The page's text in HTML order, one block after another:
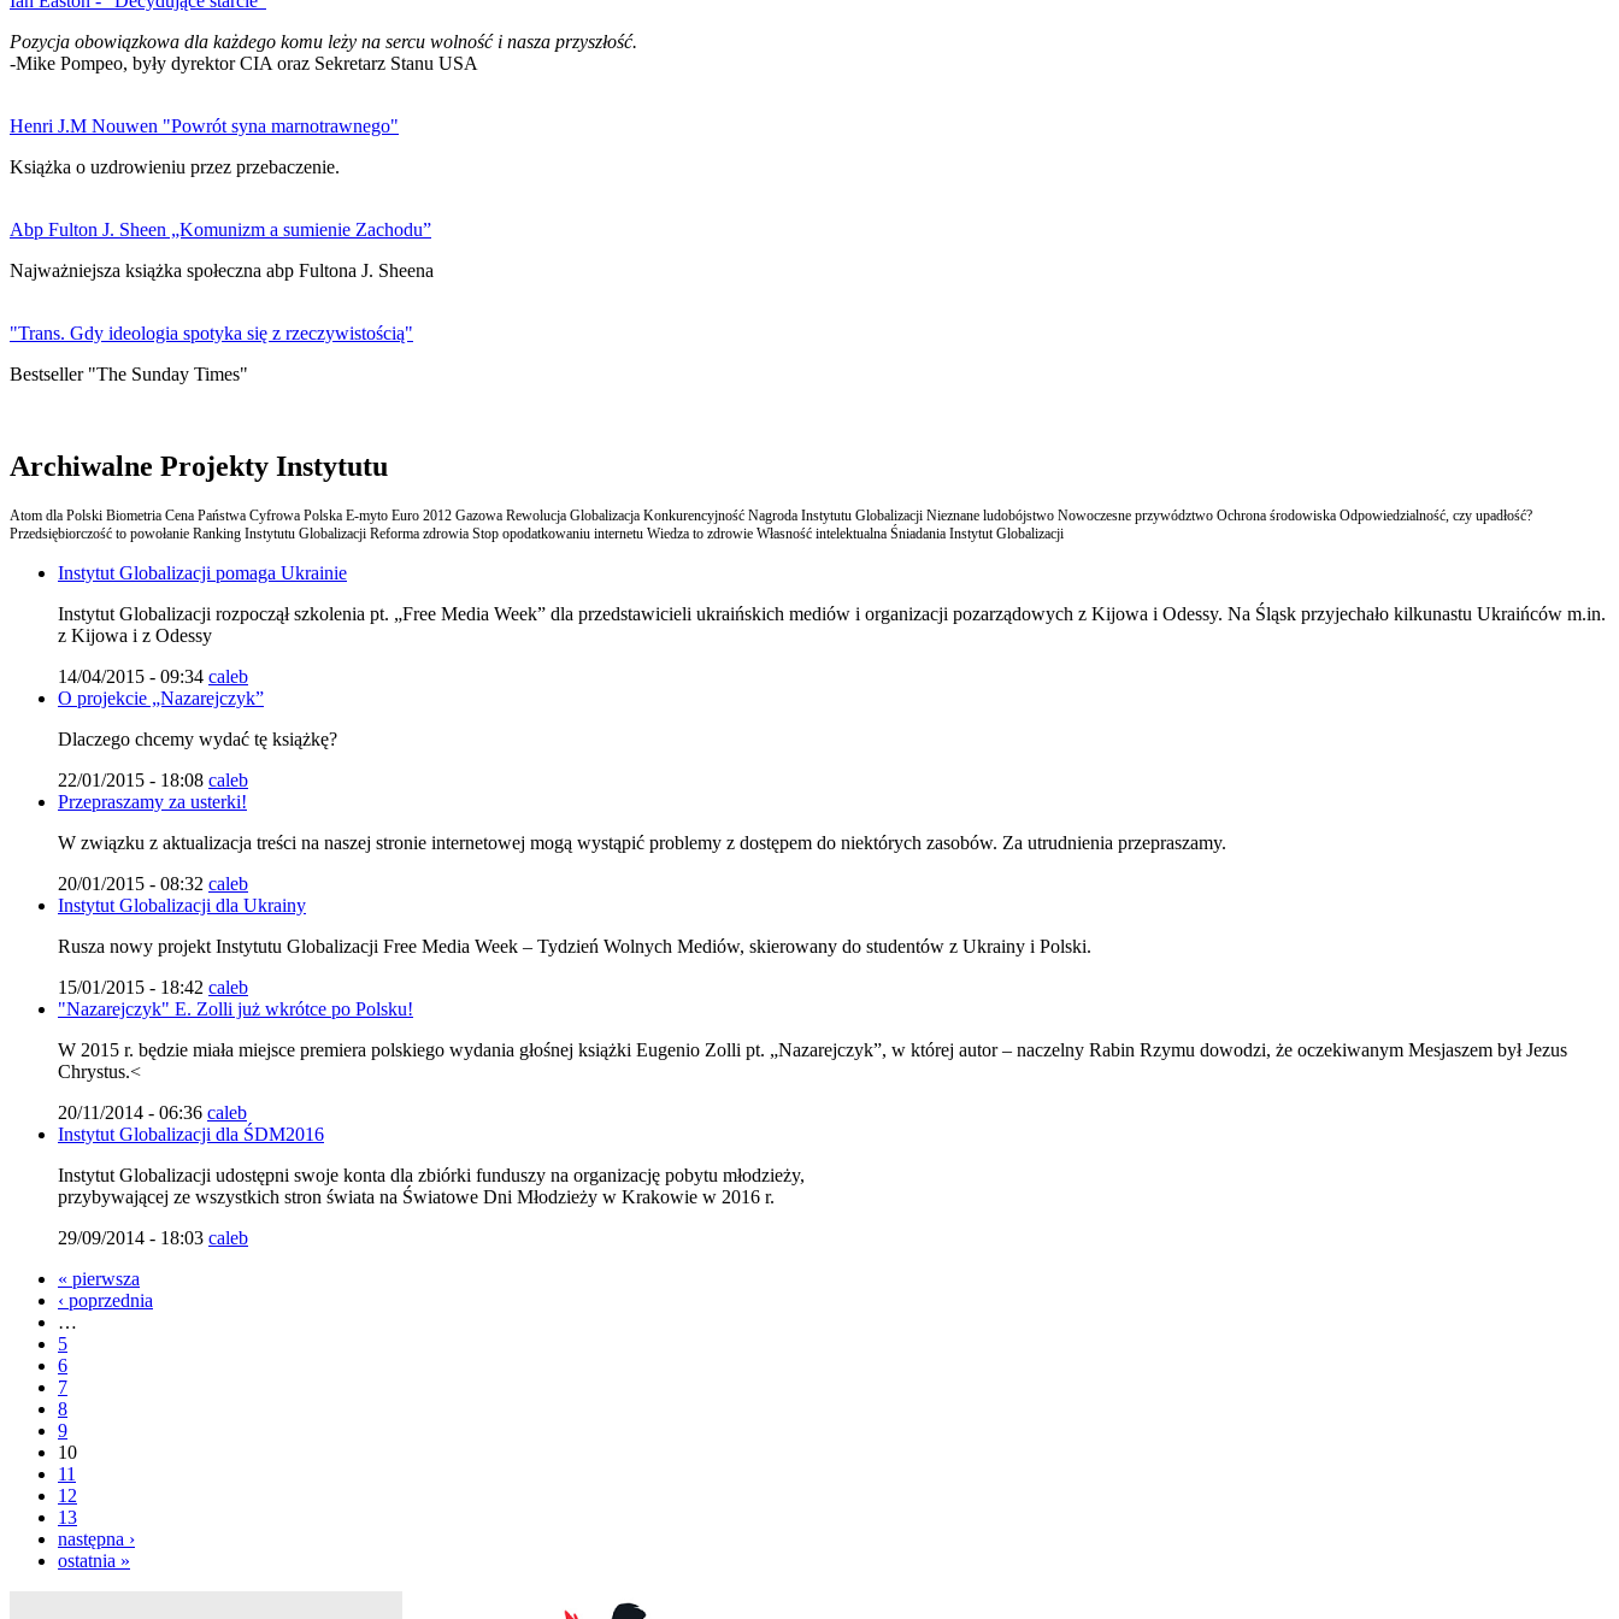
Pozycja obowiązkowa dla każdego komu leży na sercu wolność i nasza przyszłość.
-Mike Pompeo, były dyrektor CIA oraz Sekretarz Stanu USA
Henri J.M Nouwen "Powrót syna marnotrawnego"
Książka o uzdrowieniu przez przebaczenie.
Abp Fulton J. Sheen „Komunizm a sumienie Zachodu”
Najważniejsza książka społeczna abp Fultona J. Sheena
"Trans. Gdy ideologia spotyka się z rzeczywistością"
Bestseller "The Sunday Times"
Archiwalne Projekty Instytutu
Atom dla Polski Biometria Cena Państwa Cyfrowa Polska E-myto Euro 2012 Gazowa Rewolucja Globalizacja Konkurencyjność Nagroda Instytutu Globalizacji Nieznane ludobójstwo Nowoczesne przywództwo Ochrona środowiska Odpowiedzialność, czy upadłość?
Przedsiębiorczość to powołanie Ranking Instytutu Globalizacji Reforma zdrowia Stop opodatkowaniu internetu Wiedza to zdrowie Własność intelektualna Śniadania Instytut Globalizacji
Instytut Globalizacji pomaga Ukrainie
Instytut Globalizacji rozpoczął szkolenia pt. „Free Media Week” dla przedstawicieli ukraińskich mediów i organizacji pozarządowych z Kijowa i Odessy. Na Śląsk przyjechało kilkunastu Ukraińców m.in.
z Kijowa i z Odessy
14/04/2015 - 09:34 caleb
O projekcie „Nazarejczyk”
Dlaczego chcemy wydać tę książkę?
22/01/2015 - 18:08 caleb
Przepraszamy za usterki!
W związku z aktualizacja treści na naszej stronie internetowej mogą wystąpić problemy z dostępem do niektórych zasobów. Za utrudnienia przepraszamy.
20/01/2015 - 08:32 caleb
Instytut Globalizacji dla Ukrainy
Rusza nowy projekt Instytutu Globalizacji Free Media Week – Tydzień Wolnych Mediów, skierowany do studentów z Ukrainy i Polski.
15/01/2015 - 18:42 caleb
"Nazarejczyk" E. Zolli już wkrótce po Polsku!
W 2015 r. będzie miała miejsce premiera polskiego wydania głośnej książki Eugenio Zolli pt. „Nazarejczyk”, w której autor – naczelny Rabin Rzymu dowodzi, że oczekiwanym Mesjaszem był Jezus
Chrystus.<
20/11/2014 - 06:36 caleb
Instytut Globalizacji dla ŚDM2016
Instytut Globalizacji udostępni swoje konta dla zbiórki funduszy na organizację pobytu młodzieży,
przybywającej ze wszystkich stron świata na Światowe Dni Młodzieży w Krakowie w 2016 r.
29/09/2014 - 18:03 caleb
« pierwsza
‹ poprzednia
…
5
6
7
8
9
10
11
12
13
następna ›
ostatnia »